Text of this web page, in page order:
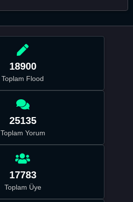
18900
Toplam Flood
25135
Toplam Yorum
17783
Toplam Üye